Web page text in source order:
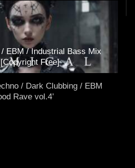
Später
–
Dark Techno / EBM
Bass Mix ‘EVOKE’
Free]
/ EBM / Industrial Bass Mix
[Copyright Free]
/ Dark Clubbing / EBM
Rave vol.4’